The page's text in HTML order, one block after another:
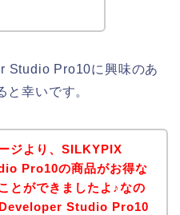
Studio Pro10に興味のあ
と幸いです。
ジより、SILKYPIX
Pro10の商品がお得な
とができましたよ♪なの
Studio Pro10